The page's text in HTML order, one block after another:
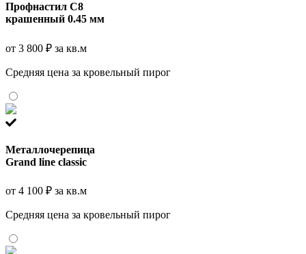
Профнастил С8
крашенный 0.45 мм
от 3 800 ₽ за кв.м
Средняя цена за кровельный пирог
Металлочерепица
Grand line classic
от 4 100 ₽ за кв.м
Средняя цена за кровельный пирог